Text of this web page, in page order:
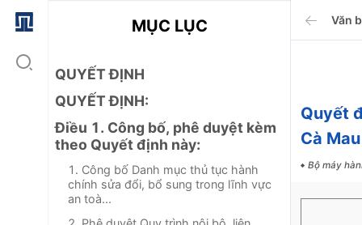
MỤC LỤC
QUYẾT ĐỊNH
QUYẾT ĐỊNH:
Điều 1. Công bố, phê duyệt kèm
theo Quyết định này:
1. Công bố Danh mục thủ tục hành
chính sửa đổi, bổ sung trong lĩnh vực
an toà...
Văn
Quyết
Cà Mau
Bộ máy